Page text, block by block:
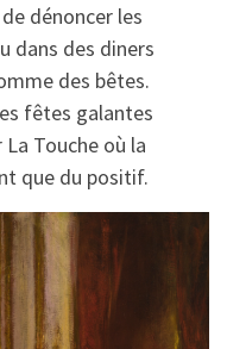
dénoncer les
dans des diners
des bêtes.
fêtes galantes
Touche où la
que du positif.